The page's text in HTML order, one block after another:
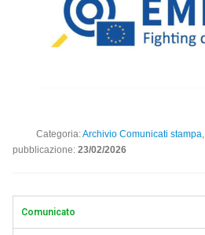
Categoria:Archivio Comunicati stampa,
pubblicazione: 23/02/2026
Comunicato